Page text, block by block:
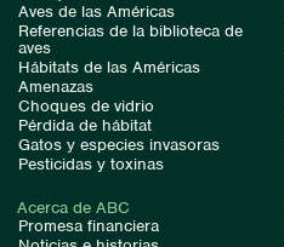
Aves de las Américas
Referencias de la biblioteca de
aves
Hábitats de las Américas
Amenazas
Choques de vidrio
Pérdida de hábitat
Gatos y especies invasoras
Pesticidas y toxinas
Acerca de ABC
Promesa financiera